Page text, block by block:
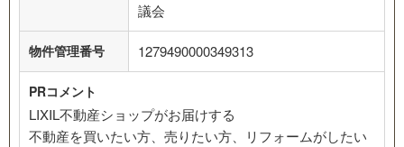
議会
物件管理番号 1279490000349313
PRコメント
LIXIL不動産ショップがお届けする
不動産を買いたい方、売りたい方、リフォームがしたい